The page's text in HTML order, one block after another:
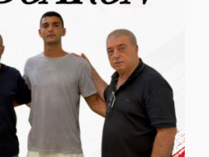
במשחק אימון שהתקיים הבוקר יום ה' ניצחה קרית מלאכי את עירוני אשדוד 5-0.